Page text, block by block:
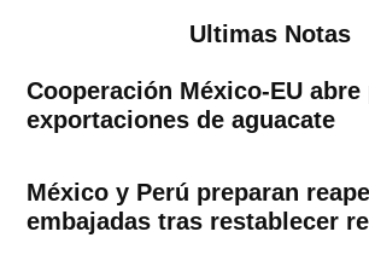
Ultimas Notas
Cooperación México-EU abre
exportaciones de aguacate
México y Perú preparan
embajadas tras restablecer